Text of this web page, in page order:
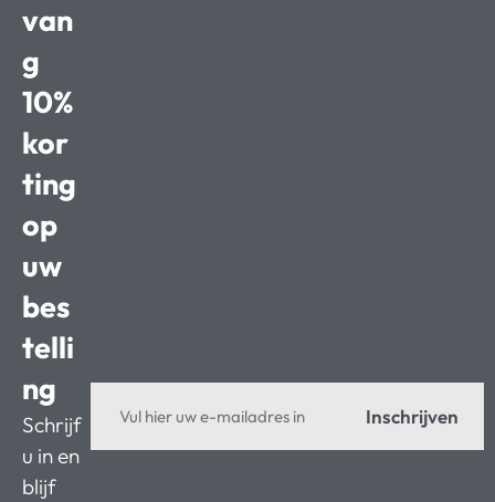
van
g
10%
kor
ting
op
uw
bes
telli
ng
Schrijf
u in en
blijf
Inschrijven